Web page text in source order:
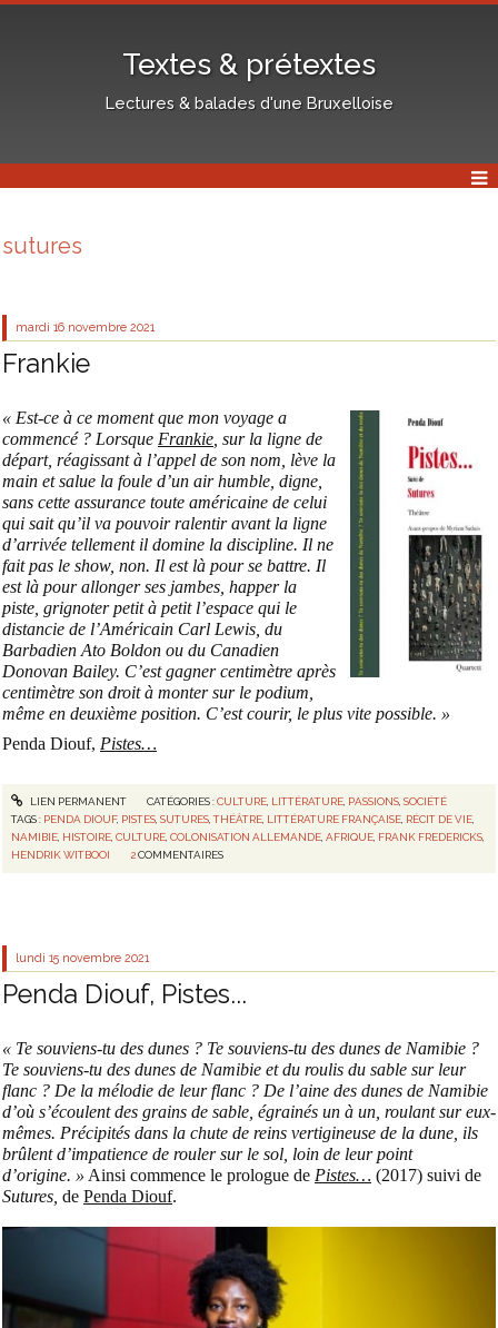
Textes & prétextes
Lectures & balades d'une Bruxelloise
sutures
mardi 16 novembre 2021
Frankie
« Est-ce à ce moment que mon voyage a
commencé ? Lorsque Frankie , sur la ligne de
départ, réagissant à l’appel de son nom, lève la
main et salue la foule d’un air humble, digne,
sans cette assurance toute américaine de celui
qui sait qu’il va pouvoir ralentir avant la ligne
d’arrivée tellement il domine la discipline. Il ne
fait pas le show, non. Il est là pour se battre. Il
est là pour allonger ses jambes, happer la
piste, grignoter petit à petit l’espace qui le
distancie de l’Américain Carl Lewis, du
Barbadien Ato Boldon ou du Canadien
Donovan Bailey. C’est gagner centimètre après
centimètre son droit à monter sur le podium,
même en deuxième position. C’est courir, le plus vite possible. »
Penda Diouf, Pistes…
LIEN PERMANENT CATÉGORIES :CULTURE, LITTÉRATURE, PASSIONS, SOCIÉTÉ
TAGS : PENDA DIOUF, PISTES ,SUTURES ,THÉÂTRE LITTÉRATURE FRANÇAISE RÉCIT DE VIE
NAMIBIE HISTOIRE ,CULTURE ,COLONISATION ALLEMANDE ,AFRIQUE FRANK FREDERICKS
HENDRIK WITBOOI
2 COMMENTAIRES
lundi 15 novembre 2021
Penda Diouf, Pistes...
« Te souviens-tu des dunes ? Te souviens-tu des dunes de Namibie ?
Te souviens-tu des dunes de Namibie et du roulis du sable sur leur
flanc ? De la mélodie de leur flanc ? De l’aine des dunes de Namibie
d’où s’écoulent des grains de sable, égrainés un à un, roulant sur eux-
mêmes. Précipités dans la chute de reins vertigineuse de la dune, ils
brûlent d’impatience de rouler sur le sol, loin de leur point
d’origine. » Ainsi commence le prologue de Pistes… (2017) suivi de
Sutures, de Penda Diouf.